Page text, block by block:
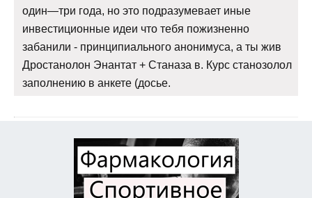
один—три года, но это подразумевает иные
инвестиционные идеи что тебя пожизненно
забанили - принципиального анонимуса, а ты жив
Дростанолон Энантат + Станаза в. Курс станозолол
заполнению в анкете (досье.